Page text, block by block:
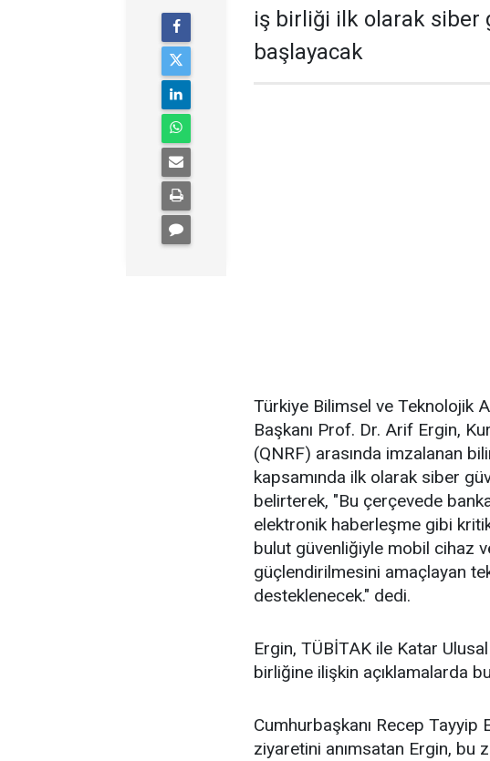
iş birliği ilk olarak siber
başlayacak
Türkiye Bilimsel ve Teknolojik
Başkanı Prof. Dr. Arif Ergin,
(QNRF) arasında imzalanan
kapsamında ilk olarak siber
belirterek, "Bu çerçevede
elektronik haberleşme gibi
bulut güvenliğiyle mobil cihaz
güçlendirilmesini amaçlayan
desteklenecek." dedi.
Ergin, TÜBİTAK ile Katar
birliğine ilişkin açıklamalarda
Cumhurbaşkanı Recep Tayyip
ziyaretini anımsatan Ergin, bu